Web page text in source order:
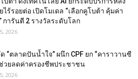
ไร้รอยต่อ เปิดโมเดล “เลือกคูโบต้า คุ้มค่า
การันตี 2 รางวัลระดับโลก
2026
“ตลาดปันน้ำใจ” ผนึก CPF ยก “คาราวานซี
ช่วยลดค่าครองชีพประชาชน
2026